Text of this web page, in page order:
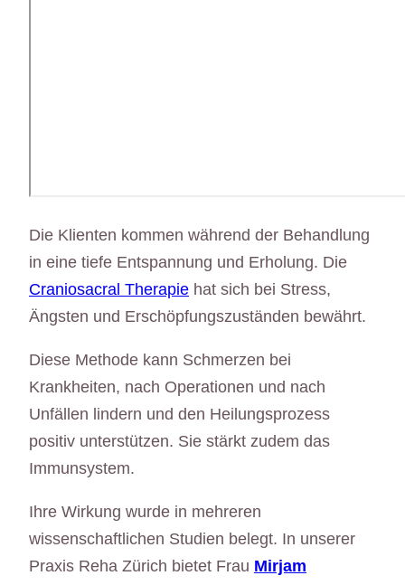
Die Klienten kommen während der Behandlung
in eine tiefe Entspannung und Erholung. Die
Craniosacral Therapie hat sich bei Stress,
Ängsten und Erschöpfungszuständen bewährt.
Diese Methode kann Schmerzen bei
Krankheiten, nach Operationen und nach
Unfällen lindern und den Heilungsprozess
positiv unterstützen. Sie stärkt zudem das
Immunsystem.
Ihre Wirkung wurde in mehreren
wissenschaftlichen Studien belegt. In unserer
Praxis Reha Zürich bietet Frau Mirjam